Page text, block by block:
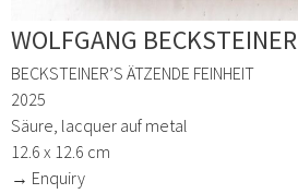
WOLFGANG BECKSTEINER
BECKSTEINER’S ÄTZENDE FEINHEIT
2025
Säure, lacquer auf metal
12.6 x 12.6 cm
→ Enquiry